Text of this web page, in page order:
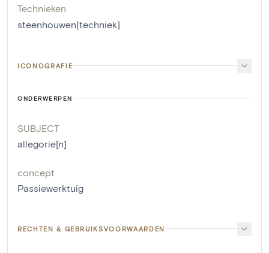
Technieken
steenhouwen[techniek]
ICONOGRAFIE
ONDERWERPEN
SUBJECT
allegorie[n]
concept
Passiewerktuig
RECHTEN & GEBRUIKSVOORWAARDEN